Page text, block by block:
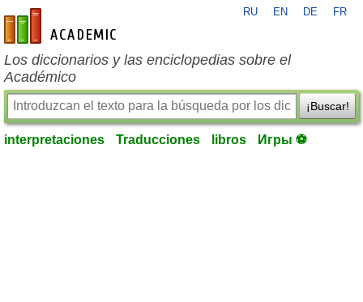
es-academic.com
RU EN DE FR
Los diccionarios y las enciclopedias sobre el
Académico
¡Buscar!
interpretaciones Traducciones libros Игры ⚽